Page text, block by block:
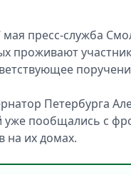
пресс-служба
проживают
Петербурга
пообщались с
на их домах.